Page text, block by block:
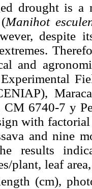
drought is a
Manihot
despite
and
CM 6740-7 y
with
and nine
results
plant, leaf
(cm),